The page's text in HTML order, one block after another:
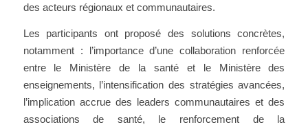
des acteurs régionaux et communautaires.
Les participants ont proposé des solutions concrètes,
notamment : l’importance d’une collaboration renforcée
entre le Ministère de la santé et le Ministère des
enseignements, l’intensification des stratégies avancées,
l’implication accrue des leaders communautaires et des
associations de santé, le renforcement de la